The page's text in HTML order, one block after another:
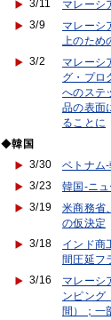
3/11
マレーシ
3/9
マレーシ
上のため
3/2
マレーシ
グ・プロ
へのステ
品の表面
ることに
◆韓国
3/30
ベトナム
3/23
韓国-ニ
3/19
米商務省
の仮決定
3/18
インド商
間圧延フ
3/16
マレーシ
ンピング
間）；一